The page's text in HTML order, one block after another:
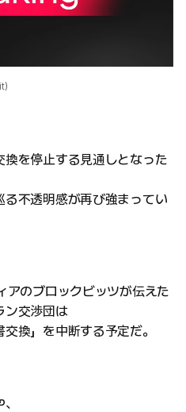
を停止する見通しとなった
不透明感が再び強まってい
アのブロックビッツが伝えた
ン交渉団は
換」を中断する予定だ。